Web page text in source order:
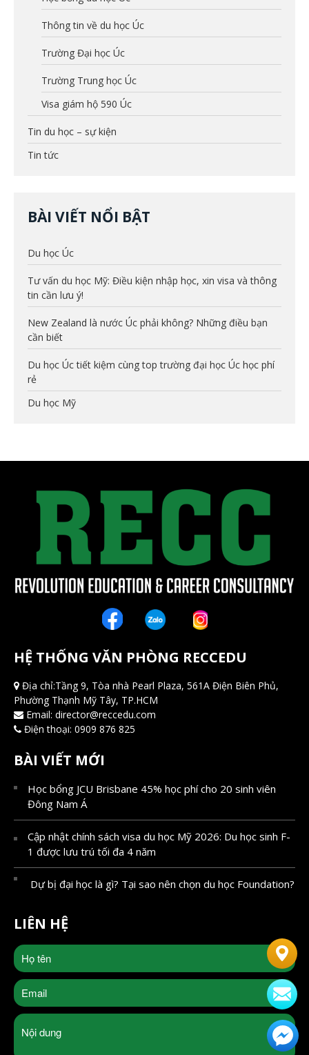
Thông tin về du học Úc
Trường Đại học Úc
Trường Trung học Úc
Visa giám hộ 590 Úc
Tin du học – sự kiện
Tin tức
BÀI VIẾT NỔI BẬT
Du học Úc
Tư vấn du học Mỹ: Điều kiện nhập học, xin visa và thông
tin cần lưu ý!
New Zealand là nước Úc phải không? Những điều bạn
cần biết
Du học Úc tiết kiệm cùng top trường đại học Úc học phí
rẻ
Du học Mỹ
HỆ THỐNG VĂN PHÒNG RECCEDU
Địa chỉ:Tầng 9, Tòa nhà Pearl Plaza, 561A Điện Biên Phủ,
Phường Thạnh Mỹ Tây, TP.HCM
Email: director@reccedu.com
Điện thoại: 0909 876 825
BÀI VIẾT MỚI
Học bổng JCU Brisbane 45% học phí cho 20 sinh viên
Đông Nam Á
Cập nhật chính sách visa du học Mỹ 2026: Du học sinh F-
1 được lưu trú tối đa 4 năm
Dự bị đại học là gì? Tại sao nên chọn du học Foundation?
LIÊN HỆ